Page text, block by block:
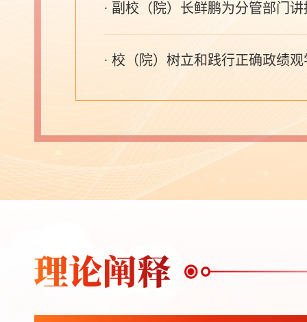
· 副校（院）长鲜鹏为分管部门
· 校（院）树立和践行正确政绩
· 校（院）树立和践行正确政绩
· 校（院）树立和践行正确政绩